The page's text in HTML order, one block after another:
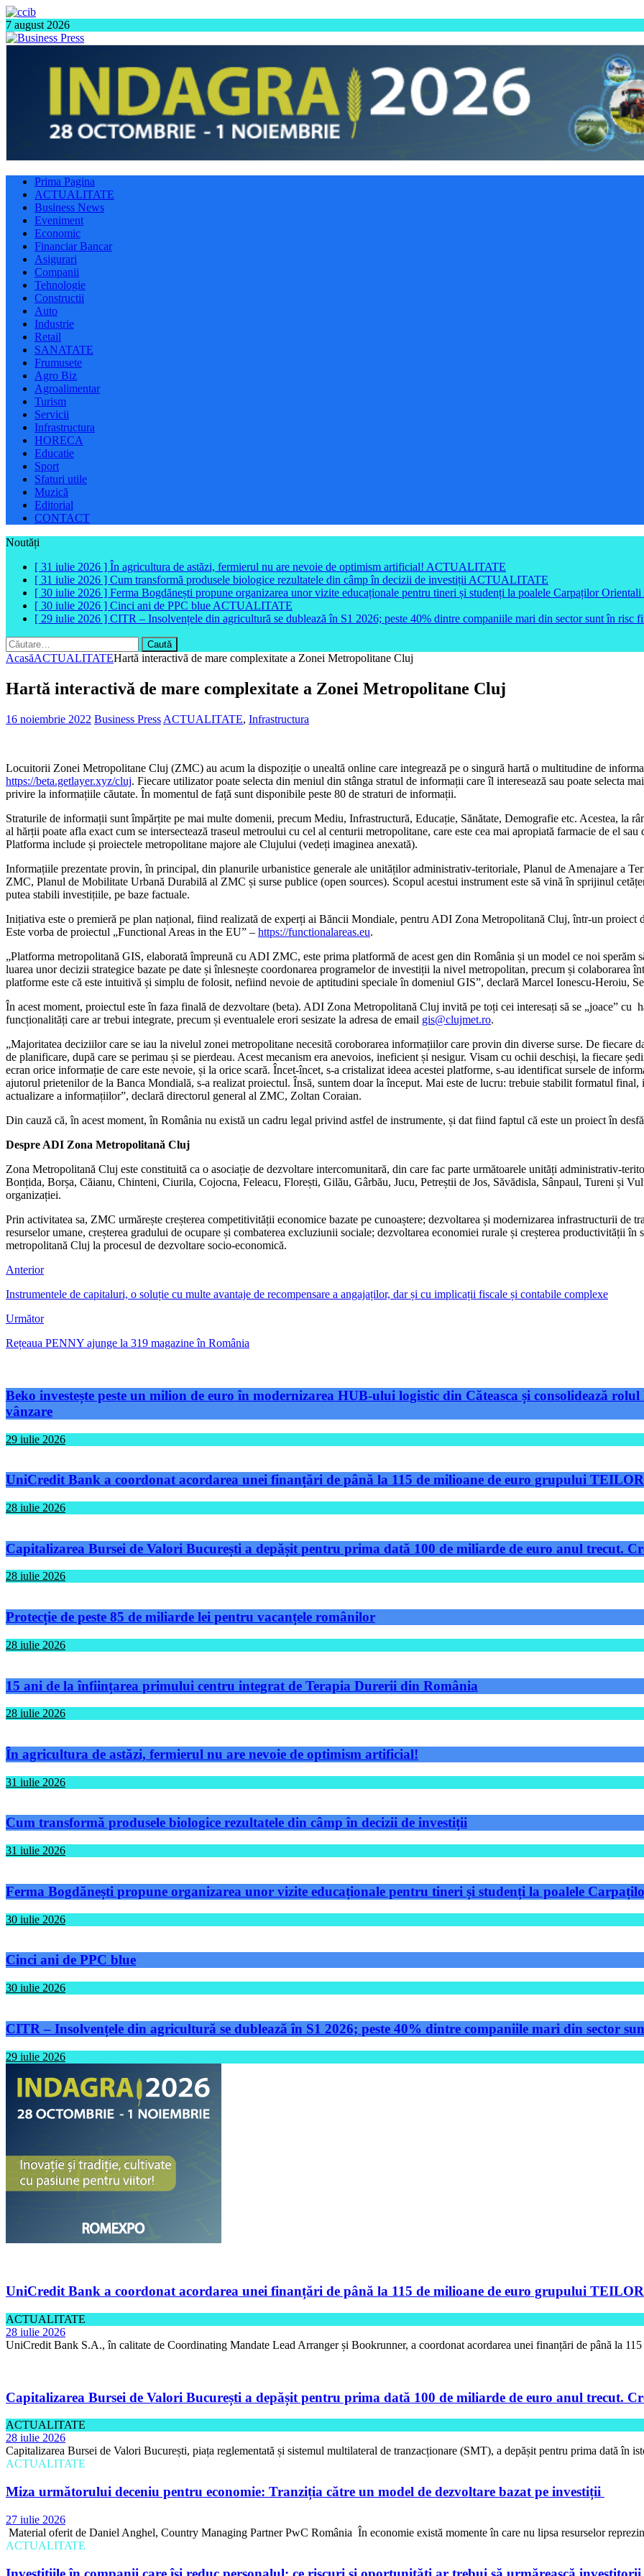
7 august 2026
Prima Pagina
ACTUALITATE
Business News
Eveniment
Economic
Financiar Bancar
Asigurari
Companii
Tehnologie
Constructii
Auto
Industrie
Retail
SANATATE
Frumusete
Agro Biz
Agroalimentar
Turism
Servicii
Infrastructura
HORECA
Educatie
Sport
Sfaturi utile
Muzică
Editorial
CONTACT
Noutăți
[ 31 iulie 2026 ] În agricultura de astăzi, fermierul nu are nevoie de optimism artificial! ACTUALITATE
[ 31 iulie 2026 ] Cum transformă produsele biologice rezultatele din câmp în decizii de investiții ACTUALITATE
[ 30 iulie 2026 ] Ferma Bogdănești propune organizarea unor vizite educaționale pentru tineri și studenți la poalele Carpaților Orientali
[ 30 iulie 2026 ] Cinci ani de PPC blue ACTUALITATE
[ 29 iulie 2026 ] CITR – Insolvențele din agricultură se dublează în S1 2026; peste 40% dintre companiile mari din sector sunt în risc
Caută
după:
AcasăACTUALITATEHartă interactivă de mare complexitate a Zonei Metropolitane Cluj
Hartă interactivă de mare complexitate a Zonei Metropolitane Cluj
16 noiembrie 2022 Business Press ACTUALITATE, Infrastructura
Locuitorii Zonei Metropolitane Cluj (ZMC) au acum la dispoziție o unealtă online care integrează pe o singură hartă o multitudine de
https://beta.getlayer.xyz/cluj. Fiecare utilizator poate selecta din meniul din stânga stratul de informații care îl interesează sau poate selecta
privire la informațiile căutate. În momentul de față sunt disponibile peste 80 de straturi de informații.
Straturile de informații sunt împărțite pe mai multe domenii, precum Mediu, Infrastructură, Educație, Sănătate, Demografie etc. Acestea, la
al hărții poate afla exact cum se intersectează traseul metroului cu cel al centurii metropolitane, care este cea mai apropiată farmacie de el
Platforma include și proiectele metropolitane majore ale Clujului (vedeți imaginea anexată).
Informațiile prezentate provin, în principal, din planurile urbanistice generale ale unităților administrativ-teritoriale, Planul de Amenajare a
ZMC, Planul de Mobilitate Urbană Durabilă al ZMC și surse publice (open sources). Scopul acestui instrument este să vină în sprijinul
putea stabili investițiile, pe baze factuale.
Inițiativa este o premieră pe plan național, fiind realizată de experți ai Băncii Mondiale, pentru ADI Zona Metropolitană Cluj, într-un proiect
Este vorba de proiectul „Functional Areas in the EU” – https://functionalareas.eu.
„Platforma metropolitană GIS, elaborată împreună cu ADI ZMC, este prima platformă de acest gen din România și un model ce noi sperăm
luarea unor decizii strategice bazate pe date și înlesnește coordonarea programelor de investiții la nivel metropolitan, precum și colaborarea
platforme este că este intuitivă și simplu de folosit, nefiind nevoie de aptitudini speciale în domeniul GIS”, declară Marcel Ionescu-Heroiu,
În acest moment, proiectul este în faza finală de dezvoltare (beta). ADI Zona Metropolitană Cluj invită pe toți cei interesați să se „joace” cu
funcționalități care ar trebui integrate, precum și eventualele erori sesizate la adresa de email gis@clujmet.ro.
„Majoritatea deciziilor care se iau la nivelul zonei metropolitane necesită coroborarea informațiilor care provin din diverse surse. De fiecare
de planificare, după care se perimau și se pierdeau. Acest mecanism era anevoios, ineficient și nesigur. Visam cu ochii deschiși, la fiecare
ecran orice informație de care este nevoie, și la orice scară. Încet-încet, s-a cristalizat ideea acestei platforme, s-au identificat sursele de
ajutorul prietenilor de la Banca Mondială, s-a realizat proiectul. Însă, suntem doar la început. Mai este de lucru: trebuie stabilit formatul
actualizare a informațiilor”, declară directorul general al ZMC, Zoltan Coraian.
Din cauză că, în acest moment, în România nu există un cadru legal privind astfel de instrumente, și dat fiind faptul că este un proiect în
Despre ADI Zona Metropolitană Cluj
Zona Metropolitană Cluj este constituită ca o asociație de dezvoltare intercomunitară, din care fac parte următoarele unități administrativ-
Bonțida, Borșa, Căianu, Chinteni, Ciurila, Cojocna, Feleacu, Florești, Gilău, Gârbău, Jucu, Petreștii de Jos, Săvădisla, Sânpaul, Tureni și
organizației.
Prin activitatea sa, ZMC urmărește creșterea competitivității economice bazate pe cunoaștere; dezvoltarea și modernizarea infrastructurii de
resurselor umane, creșterea gradului de ocupare și combaterea excluziunii sociale; dezvoltarea economiei rurale și creșterea productivității
metropolitană Cluj la procesul de dezvoltare socio-economică.
Anterior
Instrumentele de capitaluri, o soluție cu multe avantaje de recompensare a angajaților, dar și cu implicații fiscale și contabile complexe
Următor
Rețeaua PENNY ajunge la 319 magazine în România
Beko investește peste un milion de euro în modernizarea HUB-ului logistic din Căteasca și consolidează
vânzare
29 iulie 2026
UniCredit Bank a coordonat acordarea unei finanțări de până la 115 de milioane de euro grupului TEILOR
28 iulie 2026
Capitalizarea Bursei de Valori București a depășit pentru prima dată 100 de miliarde de euro anul trecut.
28 iulie 2026
Protecție de peste 85 de miliarde lei pentru vacanțele românilor
28 iulie 2026
15 ani de la înființarea primului centru integrat de Terapia Durerii din România
28 iulie 2026
În agricultura de astăzi, fermierul nu are nevoie de optimism artificial!
31 iulie 2026
Cum transformă produsele biologice rezultatele din câmp în decizii de investiții
31 iulie 2026
Ferma Bogdănești propune organizarea unor vizite educaționale pentru tineri și studenți la poalele
30 iulie 2026
Cinci ani de PPC blue
30 iulie 2026
CITR – Insolvențele din agricultură se dublează în S1 2026; peste 40% dintre companiile mari din sector
29 iulie 2026
UniCredit Bank a coordonat acordarea unei finanțări de până la 115 de milioane de euro grupului TEILOR
ACTUALITATE
28 iulie 2026
UniCredit Bank S.A., în calitate de Coordinating Mandate Lead Arranger și Bookrunner, a coordonat acordarea unei finanțări de până la 115
Capitalizarea Bursei de Valori București a depășit pentru prima dată 100 de miliarde de euro anul trecut.
ACTUALITATE
28 iulie 2026
Capitalizarea Bursei de Valori București, piața reglementată și sistemul multilateral de tranzacționare (SMT), a depășit pentru prima dată în
ACTUALITATE
Miza următorului deceniu pentru economie: Tranziția către un model de dezvoltare bazat pe investiții
27 iulie 2026
Material oferit de Daniel Anghel, Country Managing Partner PwC România În economie există momente în care nu lipsa resurselor
ACTUALITATE